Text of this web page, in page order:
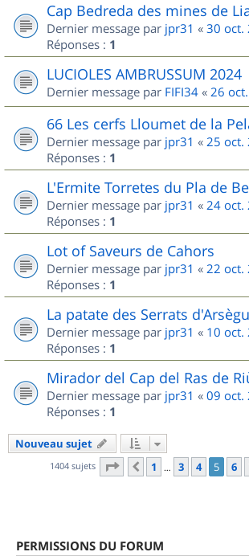
Cap Bedreda des mines de
Dernier message par jpr31 « 30 oct.
Réponses : 1
LUCIOLES AMBRUSSUM 2024
Dernier message par FIFI34 « 26
66 Les cerfs Lloumet de la
Dernier message par jpr31 « 25 oct.
Réponses : 1
L'Ermite Torretes du Pla de
Dernier message par jpr31 « 24 oct.
Réponses : 1
Lot of Saveurs de Cahors
Dernier message par jpr31 « 22 oct.
Réponses : 1
La patate des Serrats
Dernier message par jpr31 « 10 oct.
Réponses : 1
Mirador del Cap del Ras de
Dernier message par jpr31 « 09 oct.
Réponses : 1
Nouveau sujet
1404 sujets Page 5sur 47
Précédent
1 … 3 4 5 6
PERMISSIONS DU FORUM